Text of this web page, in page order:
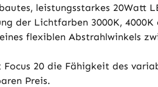
leistungsstarkes 20Watt
der Lichtfarben 3000K,
flexiblen Abstrahlwinkels
Focus 20 die Fähigkeit des
Preis.